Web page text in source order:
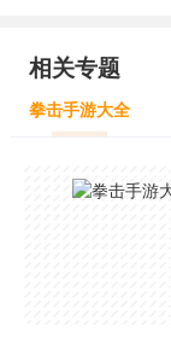
相关专题
拳击手游大全